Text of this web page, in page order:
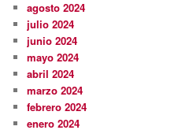
agosto 2024
julio 2024
junio 2024
mayo 2024
abril 2024
marzo 2024
febrero 2024
enero 2024